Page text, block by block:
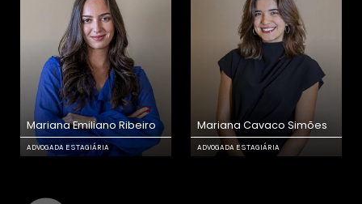
Mariana Emiliano Ribeiro
ADVOGADA ESTAGIÁRIA
Mariana Cavaco Simões
ADVOGADA ESTAGIÁRIA